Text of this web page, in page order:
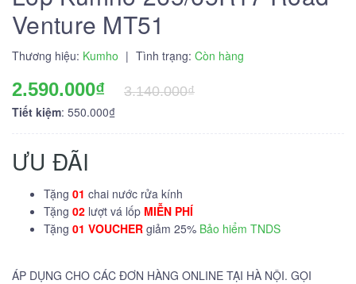
Venture MT51
Thương hiệu: Kumho | Tình trạng: Còn hàng
2.590.000₫
3.140.000₫
Tiết kiệm: 550.000₫
ƯU ĐÃI
Tặng 01 chai nước rửa kính
Tặng 02 lượt vá lốp MIỄN PHÍ
Tặng 01 VOUCHER giảm 25% Bảo hiểm TNDS
ÁP DỤNG CHO CÁC ĐƠN HÀNG ONLINE TẠI HÀ NỘI. GỌI